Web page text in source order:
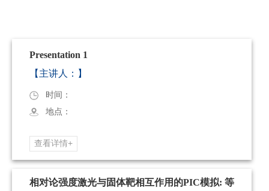
Presentation 1
【主讲人：】
时间：
地点：
查看详情+
相对论强度激光与固体靶相互作用的PIC模拟: 等